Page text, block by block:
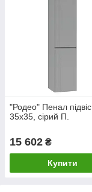
"Родео" Пенал
35х35, сірий П.
15 602 ₴
Купити